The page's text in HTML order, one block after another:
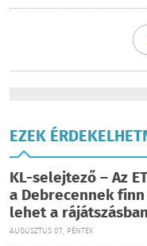
EZEK
KL-selejtező – Az
a Debrecennek
lehet a rájátszásban
AUGUSZTUS 07., PÉNTEK